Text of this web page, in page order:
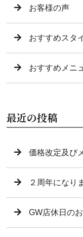
お客様の声
おすすめスタ
おすすめメニ
最近の投稿
価格改定及び
２周年になり
GW店休日のお